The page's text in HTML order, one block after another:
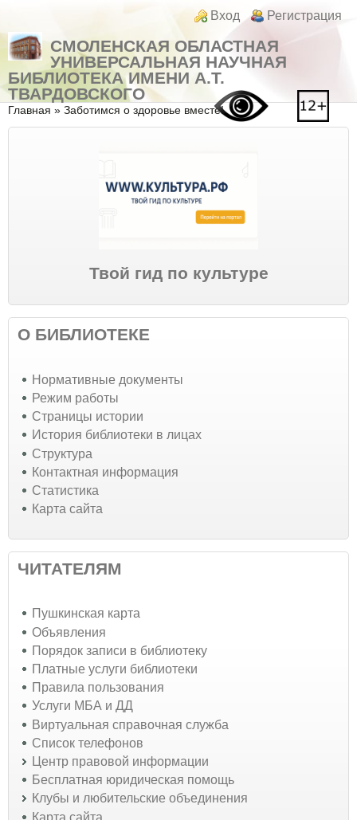
Перейти к основному содержанию
Login links
Вход Регистрация
СМОЛЕНСКАЯ ОБЛАСТНАЯ
УНИВЕРСАЛЬНАЯ НАУЧНАЯ
БИБЛИОТЕКА ИМЕНИ А.Т.
ТВАРДОВСКОГО
Вы здесь
Главная » Заботимся о здоровье вместе!
Твой гид по культуре
О БИБЛИОТЕКЕ
Нормативные документы
Режим работы
Страницы истории
История библиотеки в лицах
Структура
Контактная информация
Статистика
Карта сайта
ЧИТАТЕЛЯМ
Пушкинская карта
Объявления
Порядок записи в библиотеку
Платные услуги библиотеки
Правила пользования
Услуги МБА и ДД
Виртуальная справочная служба
Список телефонов
Центр правовой информации
Бесплатная юридическая помощь
Клубы и любительские объединения
Карта сайта